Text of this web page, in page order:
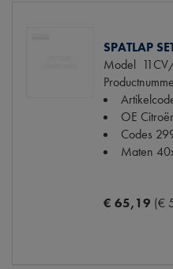
SPATLAP
Model
OE
Codes
Maten
€ 65,19 (€